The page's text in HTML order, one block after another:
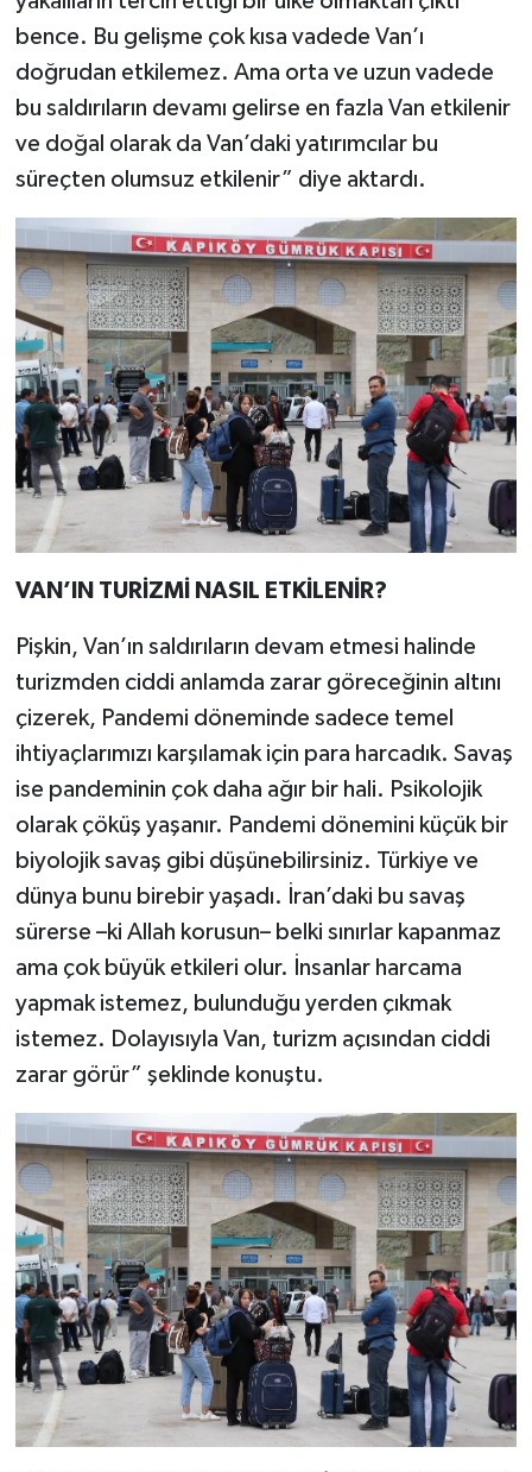
bence. Bu gelişme çok kısa vadede Van’ı
doğrudan etkilemez. Ama orta ve uzun vadede
bu saldırıların devamı gelirse en fazla Van etkilenir
ve doğal olarak da Van’daki yatırımcılar bu
süreçten olumsuz etkilenir” diye aktardı.
VAN’IN TURİZMİ NASIL ETKİLENİR?
Pişkin, Van’ın saldırıların devam etmesi halinde
turizmden ciddi anlamda zarar göreceğinin altını
çizerek, Pandemi döneminde sadece temel
ihtiyaçlarımızı karşılamak için para harcadık. Savaş
ise pandeminin çok daha ağır bir hali. Psikolojik
olarak çöküş yaşanır. Pandemi dönemini küçük bir
biyolojik savaş gibi düşünebilirsiniz. Türkiye ve
dünya bunu birebir yaşadı. İran’daki bu savaş
sürerse –ki Allah korusun– belki sınırlar kapanmaz
ama çok büyük etkileri olur. İnsanlar harcama
yapmak istemez, bulunduğu yerden çıkmak
istemez. Dolayısıyla Van, turizm açısından ciddi
zarar görür” şeklinde konuştu.